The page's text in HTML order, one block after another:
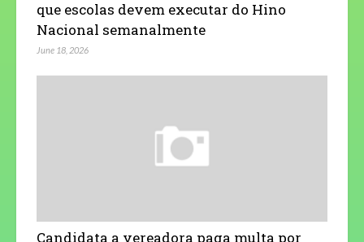
que escolas devem executar do Hino
Nacional semanalmente
June 18, 2026
Candidata a vereadora paga multa por